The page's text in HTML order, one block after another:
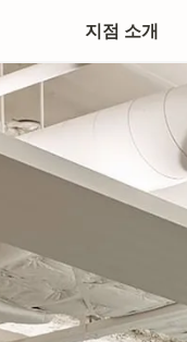
지점 소개
정동본점